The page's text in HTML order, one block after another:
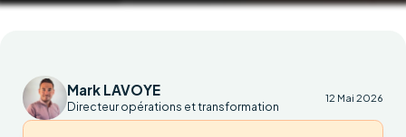
Mark LAVOYE
Directeur opérations et transformation
12 Mai 2026